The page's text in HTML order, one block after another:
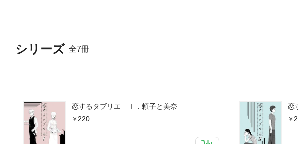
シリーズ 全7冊
恋するタブリエ Ｉ．頼子と美奈
220
恋